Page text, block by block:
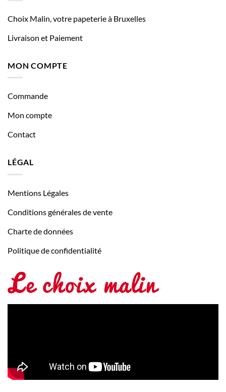
Choix Malin, votre papeterie à Bruxelles
Livraison et Paiement
MON COMPTE
Commande
Mon compte
Contact
LÉGAL
Mentions Légales
Conditions générales de vente
Charte de données
Politique de confidentialité